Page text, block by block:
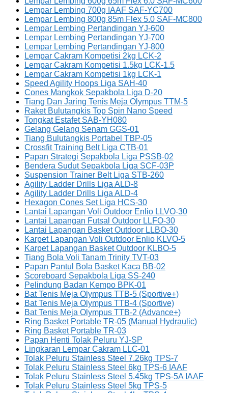
Lempar Lembing 700g IAAF SAF-YC700
Lempar Lembing 800g 85m Flex 5.0 SAF-MC800
Lempar Lembing Pertandingan YJ-600
Lempar Lembing Pertandingan YJ-700
Lempar Lembing Pertandingan YJ-800
Lempar Cakram Kompetisi 2kg LCK-2
Lempar Cakram Kompetisi 1.5kg LCK-1.5
Lempar Cakram Kompetisi 1kg LCK-1
Speed Agility Hoops Liga SAH-40
Cones Mangkok Sepakbola Liga D-20
Tiang Dan Jaring Tenis Meja Olympus TTM-5
Raket Bulutangkis Top Spin Nano Speed
Tongkat Estafet SAB-YH080
Gelang Gelang Senam GGS-01
Tiang Bulutangkis Portabel TBP-05
Crossfit Training Belt Liga CTB-01
Papan Strategi Sepakbola Liga PSSB-02
Bendera Sudut Sepakbola Liga SCF-03P
Suspension Trainer Belt Liga STB-260
Agility Ladder Drills Liga ALD-8
Agility Ladder Drills Liga ALD-4
Hexagon Cones Set Liga HCS-30
Lantai Lapangan Voli Outdoor Enlio LLVO-30
Lantai Lapangan Futsal Outdoor LLFO-30
Lantai Lapangan Basket Outdoor LLBO-30
Karpet Lapangan Voli Outdoor Enlio KLVO-5
Karpet Lapangan Basket Outdoor KLBO-5
Tiang Bola Voli Tanam Trinity TVT-03
Papan Pantul Bola Basket Kaca BB-02
Scoreboard Sepakbola Liga SS-240
Pelindung Badan Kempo BPK-01
Bat Tenis Meja Olympus TTB-5 (Sportive+)
Bat Tenis Meja Olympus TTB-4 (Sportive)
Bat Tenis Meja Olympus TTB-2 (Advance+)
Ring Basket Portable TR-05 (Manual Hydraulic)
Ring Basket Portable TR-03
Papan Henti Tolak Peluru YJ-SP
Lingkaran Lempar Cakram LLC-01
Tolak Peluru Stainless Steel 7.26kg TPS-7
Tolak Peluru Stainless Steel 6kg TPS-6 IAAF
Tolak Peluru Stainless Steel 5.45kg TPS-5A IAAF
Tolak Peluru Stainless Steel 5kg TPS-5